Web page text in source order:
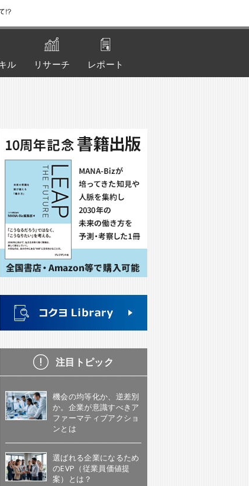
!?
ル リサーチ レポート
注目トピック
機会の均等化か、逆差別
か。企業が意識すべきア
ファーマティブアクショ
ンとは
選ばれる企業になるため
のEVP（従業員価値提
案）とは？